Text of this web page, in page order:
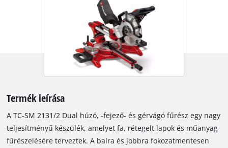
Termék leírása
A TC-SM 2131/2 Dual húzó, -fejező- és gérvágó fűrész egy nagy
teljesítményű készülék, amelyet fa, rétegelt lapok és műanyag
fűrészelésére terveztek. A balra és jobbra fokozatmentesen